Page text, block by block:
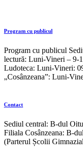
Program cu publicul
Program cu publicul
lectură: Luni-Vineri – 9-
Ludoteca: Luni-Vineri:
„Cosânzeana”: Luni-
Contact
Sediul central: B-dul
Filiala Cosânzeana: B-
(Parterul Școlii